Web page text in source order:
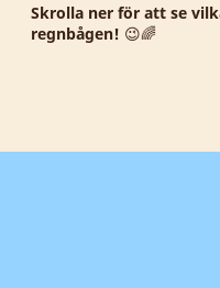
Skrolla ner för att se
regnbågen! 😉🌈